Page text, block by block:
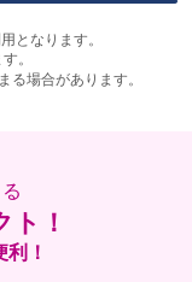
となります。
。
る場合があります。
ト！
！